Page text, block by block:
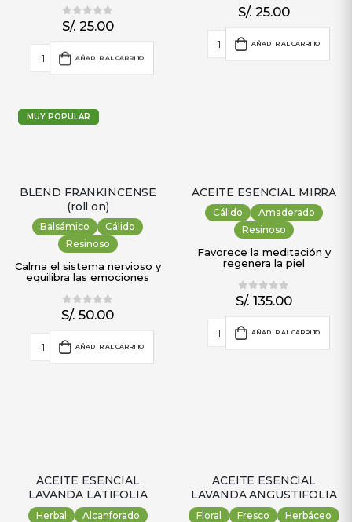
0 out of 5
S/.25.00
AÑADIR AL CARRITO
0 out of 5
S/. 25.00
AÑADIR AL CARRITO
MUY POPULAR
BLEND FRANKINCENSE
(roll on)
Balsámico
Cálido
Resinoso
Calma el sistema nervioso y
equilibra las emociones
0 out of 5
S/. 50.00
AÑADIR AL CARRITO
ACEITE ESENCIAL MIRRA
Cálido
Amaderado
Resinoso
Favorece la meditación y
regenera la piel
0out of 5
S/. 135.00
AÑADIR AL CARRITO
ACEITE ESENCIAL
LAVANDA LATIFOLIA
Herbal
Alcanforado
ACEITE ESENCIAL
LAVANDA ANGUSTIFOLIA
Floral Fresco Herbáceo